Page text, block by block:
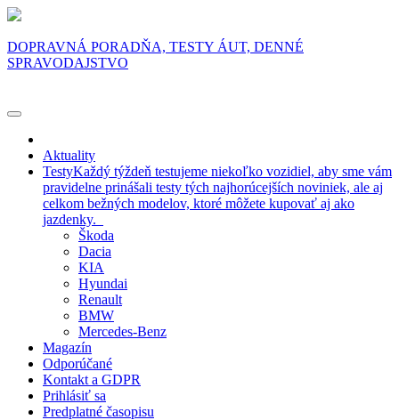
DOPRAVNÁ PORADŇA, TESTY ÁUT, DENNÉ
SPRAVODAJSTVO
Aktuality
TestyKaždý týždeň testujeme niekoľko vozidiel, aby sme vám
pravidelne prinášali testy tých najhorúcejších noviniek, ale aj
celkom bežných modelov, ktoré môžete kupovať aj ako
jazdenky.
Škoda
Dacia
KIA
Hyundai
Renault
BMW
Mercedes-Benz
Magazín
Odporúčané
Kontakt a GDPR
Prihlásiť sa
Predplatné časopisu